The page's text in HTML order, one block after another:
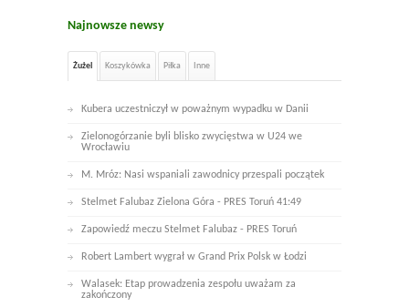
Najnowsze newsy
Żużel Koszykówka Piłka Inne
Kubera uczestniczył w poważnym wypadku w Danii
Zielonogórzanie byli blisko zwycięstwa w U24 we
Wrocławiu
M. Mróz: Nasi wspaniali zawodnicy przespali początek
Stelmet Falubaz Zielona Góra - PRES Toruń 41:49
Zapowiedź meczu Stelmet Falubaz - PRES Toruń
Robert Lambert wygrał w Grand Prix Polsk w Łodzi
Walasek: Etap prowadzenia zespołu uważam za
zakończony